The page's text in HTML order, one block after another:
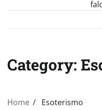
Category:
Home Esoterismo